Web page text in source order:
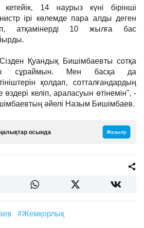
кетейік, 14 наурыз күні бірінші
ірі көлемде пара алды деген
атқамінерді 10 жылға бас
Қуандық Бишімбаевты сотқа
сұраймын. Мен басқа да
қолдап, сотталғандардың
келіп, араласуын өтінемін", -
әйелі Назым Бишімбаев.
осында Жазылу
#жемқорлық